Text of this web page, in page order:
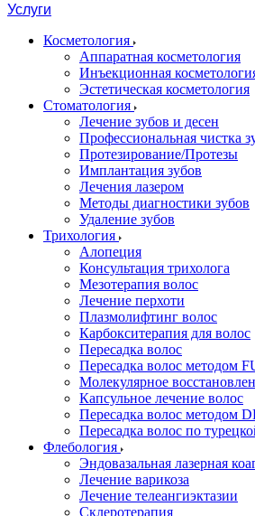
Услуги
Косметология
Аппаратная косметология
Инъекционная
Эстетическая косметология
Стоматология
Лечение зубов и десен
Профессиональная чистка
Протезирование/Протезы
Имплантация зубов
Лечения лазером
Методы диагностики зубов
Удаление зубов
Трихология
Алопеция
Консультация трихолога
Мезотерапия волос
Лечение перхоти
Плазмолифтинг волос
Карбокситерапия для волос
Пересадка волос
Пересадка волос методом
Молекулярное
Капсульное лечение волос
Пересадка волос методом
Пересадка волос по
Флебология
Эндовазальная лазерная
Лечение варикоза
Лечение телеангиэктазии
Склеротерапия